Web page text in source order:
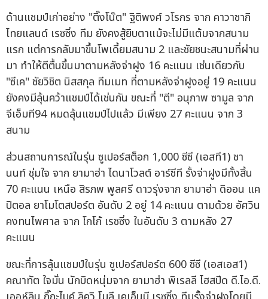
ด้านแชมป์เก่าอย่าง "ติ๊งโน๊ต" ฐิติพงศ์ วโรกร จาก คาวาซากิ
ไทยแลนด์ เรซซิ่ง ทีม ยังคงสู้ยิบตาแม้จะไม่มีแต้มจากสนาม
แรก แต่การกลับมาขึ้นโพเดี้ยมสนาม 2 และชัยชนะสนามที่ผ่าน
มา ทำให้ตีตื้นขึ้นมาตามหลังจ่าฝูง 16 คะแนน เช่นเดียวกับ
"ซีเค" ชัยวิชิต นิสสกุล ทีมเมท ที่ตามหลังจ่าฝูงอยู่ 19 คะแนน
ยังคงมีลุ้นคว้าแชมป์ได้เช่นกัน ขณะที่ "ตี" อนุภาพ ซามูล จาก
จีเอ็มที94 หมดลุ้นแชมป์ไปแล้ว มีเพียง 27 คะแนน จาก 3
สนาม
ส่วนสถานการณ์ในรุ่น ซูเปอร์สต็อก 1,000 ซีซี (เอสที1) ชา
นนท์ ชุ่มใจ จาก ยามาฮ่า ไดนาโวลต์ อาร์ซีที รั้งจ่าฝูงมีทั้งสิ้น
70 คะแนน เหนือ สิรภพ พูลศรี ดาวรุ่งจาก ยามาฮ่า ดิออน แค
ปิตอล ยาโมโตสปอร์ต อันดับ 2 อยู่ 14 คะแนน ตามด้วย อัศวิน
คงทนไพศาล จาก โกโก้ เรซซิ่ง ในอันดับ 3 ตามหลัง 27
คะแนน
ขณะที่การลุ้นแชมป์ในรุ่น ซูเปอร์สปอร์ต 600 ซีซี (เอสเอส1)
คณาทัต ใจมั่น นักบิดหนุ่มจาก ยามาฮ่า พิเรลลี ไฮสปีด ดี.ไอ.ดี.